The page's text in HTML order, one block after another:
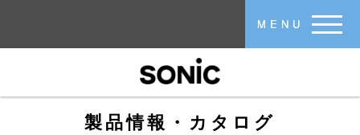
MENU
製品情報・カタログ